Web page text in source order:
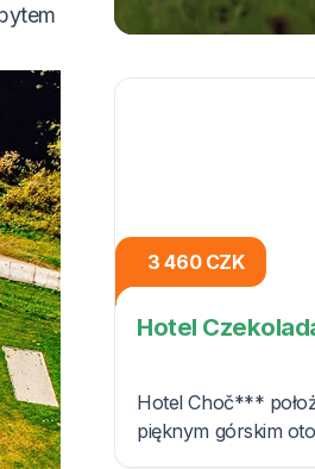
3 460 CZK
Hotel
Hotel Choč***
pięknym górskim